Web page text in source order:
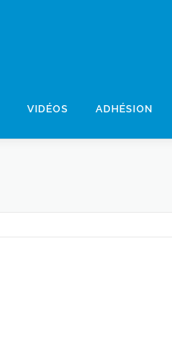
VIDÉOS ADHÉSION